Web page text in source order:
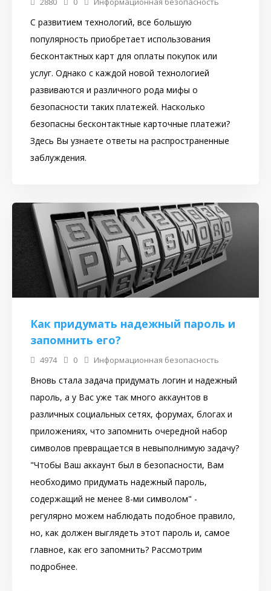
С развитием технологий, все большую
популярность приобретает использования
бесконтактных карт для оплаты покупок или
услуг. Однако с каждой новой технологией
развиваются и различного рода мифы о
безопасности таких платежей. Насколько
безопасны бесконтактные карточные платежи?
Здесь Вы узнаете ответы на распространенные
заблуждения.
Как придумать надежный пароль и
запомнить его?
4974 0 Информационная безопасность
Вновь стала задача придумать логин и надежный
пароль, а у Вас уже так много аккаунтов в
различных социальных сетях, форумах, блогах и
приложениях, что запомнить очередной набор
символов превращается в невыполнимую задачу?
"Чтобы Ваш аккаунт был в безопасности, Вам
необходимо придумать надежный пароль,
содержащий не менее 8-ми символом" -
регулярно можем наблюдать подобное правило,
но, как должен выглядеть этот пароль и, самое
главное, как его запомнить? Рассмотрим
подробнее.